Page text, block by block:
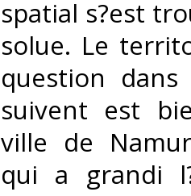
spatial s?est
solue. Le
question
suivent est
ville de
qui a grandi